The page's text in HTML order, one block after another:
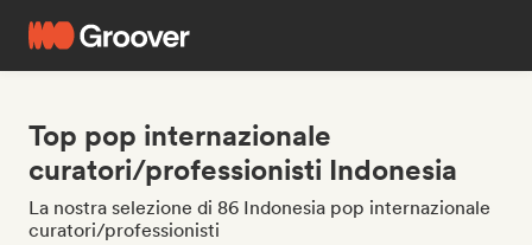
Top pop internazionale
curatori/professionisti Indonesia
La nostra selezione di 86 Indonesia pop internazionale
curatori/professionisti